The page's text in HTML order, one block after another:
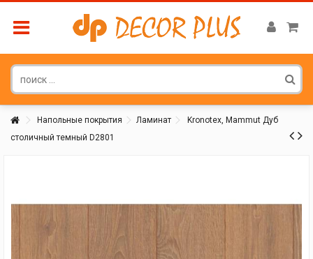
Напольные покрытия Ламинат
Kronotex, Mammut Дуб
столичный темный D2801